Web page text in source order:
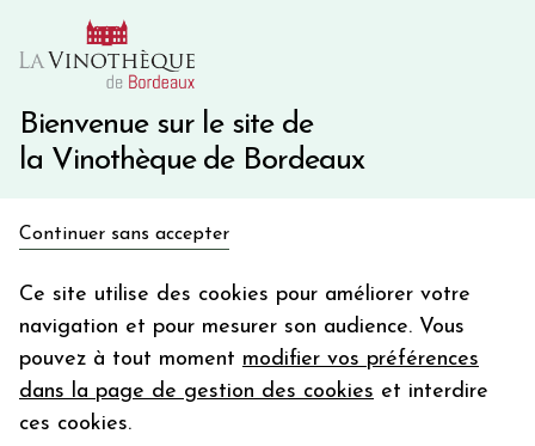
Bienvenue sur le site de
la Vinothèque de Bordeaux
Continuer sans accepter
Ce site utilise des cookies pour améliorer votre
navigation et pour mesurer son audience. Vous
pouvez à tout moment modifier vos préférences
dans la page de gestion des cookies et interdire
ces cookies.
10€ de remise immédiate sur votre première commande
Une question ?
Château SAINTE CATHERINE 2018
Rosé - Bordeaux - Bordeaux Rosé
en bon d'achat
Votre
email
En m’abonnant, j’accepte de recevoir la newsletter de la